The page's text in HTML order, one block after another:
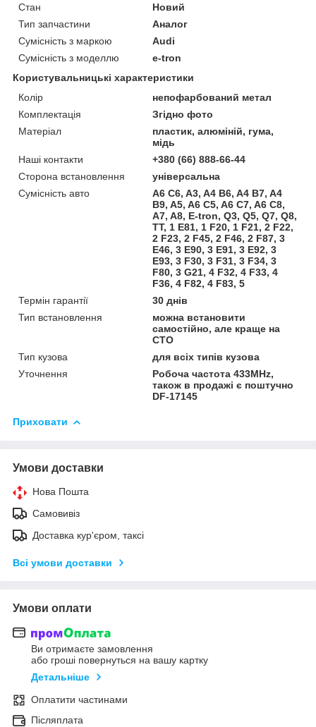
Стан
Новий
Тип запчастини
Аналог
Сумісність з маркою
Audi
Сумісність з моделлю
e-tron
Користувальницькі характеристики
Колір
непофарбований метал
Комплектація
Згідно фото
Матеріал
пластик, алюміній, гума,
мідь
Наші контакти
+380 (66) 888-66-44
Сторона встановлення
універсальна
Сумісність авто
A6 C6, A3, A4 B6, A4 B7, A4
B9, A5, A6 C5, A6 C7, A6 C8,
A7, A8, E-tron, Q3, Q5, Q7, Q8,
TT, 1 E81, 1 F20, 1 F21, 2 F22,
2 F23, 2 F45, 2 F46, 2 F87, 3
E46, 3 E90, 3 E91, 3 E92, 3
E93, 3 F30, 3 F31, 3 F34, 3
F80, 3 G21, 4 F32, 4 F33, 4
F36, 4 F82, 4 F83, 5
Термін гарантії
30 днів
Тип встановлення
можна встановити
самостійно, але краще на
СТО
Тип кузова
для всіх типів кузова
Уточнення
Робоча частота 433MHz,
також в продажі є поштучно
DF-17145
Приховати
Умови доставки
Нова Пошта
Самовивіз
Доставка кур'єром, таксі
Всі умови доставки
Умови оплати
Ви отримаєте замовлення
або гроші повернуться на вашу картку
Детальніше
Оплатити частинами
Післяплата